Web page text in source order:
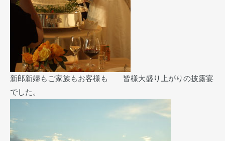
新郎新婦もご家族もお客様も 皆様大盛り上がりの披露宴
でした。